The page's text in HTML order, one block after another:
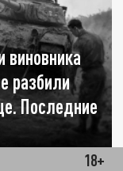
18+
виновника
разбили
Последние